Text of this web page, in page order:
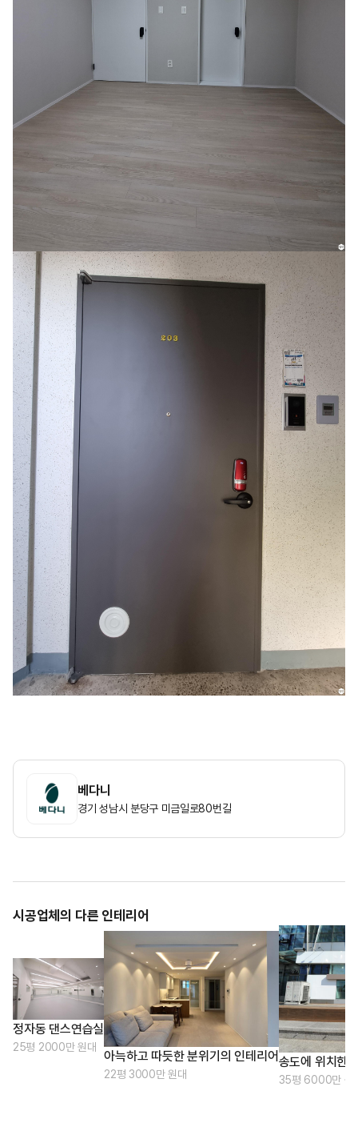
베다니
경기 성남시 분당구 미금일로80번길
시공업체의 다른 인테리어
정자동 댄스연습실
25평 2000만 원대
아늑하고 따듯한 분위기의 인테리어
22평 3000만 원대
송도에 위치한
35평 6000만 원